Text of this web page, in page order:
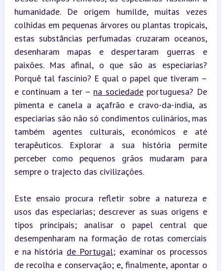
humanidade. De origem humilde, muitas vezes
colhidas em pequenas árvores ou plantas tropicais,
estas substâncias perfumadas cruzaram oceanos,
desenharam mapas e despertaram guerras e
paixões. Mas afinal, o que são as especiarias?
Porquê tal fascínio? E qual o papel que tiveram –
e continuam a ter – na sociedade portuguesa? De
pimenta e canela a açafrão e cravo-da-índia, as
especiarias são não só condimentos culinários, mas
também agentes culturais, económicos e até
terapêuticos. Explorar a sua história permite
perceber como pequenos grãos mudaram para
sempre o trajecto das civilizações.
Este ensaio procura refletir sobre a natureza e
usos das especiarias; descrever as suas origens e
tipos principais; analisar o papel central que
desempenharam na formação de rotas comerciais
e na história de Portugal; examinar os processos
de recolha e conservação; e, finalmente, apontar o